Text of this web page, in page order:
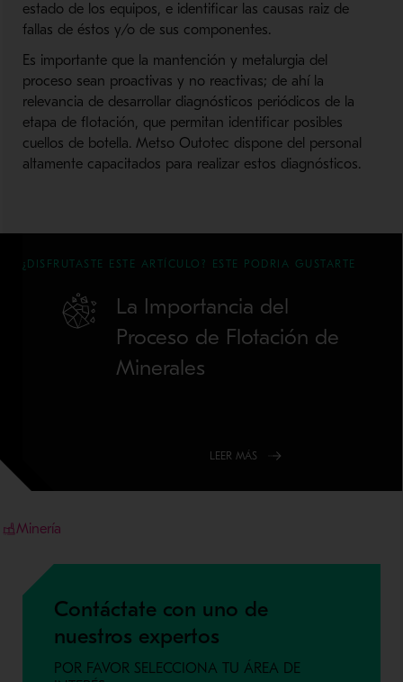
estado de los equipos, e identificar las causas raiz de
fallas de éstos y/o de sus componentes.
Es importante que la mantención y metalurgia del
proceso sean proactivas y no reactivas; de ahí la
relevancia de desarrollar diagnósticos periódicos de la
etapa de flotación, que permitan identificar posibles
cuellos de botella. Metso Outotec dispone del personal
altamente capacitados para realizar estos diagnósticos.
¿DISFRUTASTE ESTE ARTÍCULO? ESTE PODRIA GUSTARTE
La Importancia del
Proceso de Flotación de
Minerales
LEER MÁS
Minería
Contáctate con uno de
nuestros expertos
POR FAVOR SELECCIONA TU ÁREA DE